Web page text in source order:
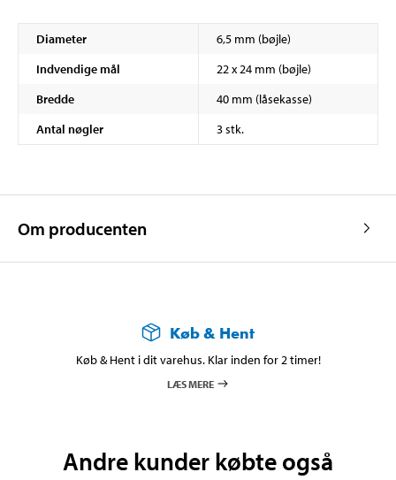
Diameter
6,5 mm (bøjle)
Indvendige mål
22 x 24 mm (bøjle)
Bredde
40 mm (låsekasse)
Antal nøgler
3 stk.
Om producenten
Køb & Hent
Køb & Hent i dit varehus. Klar inden for 2 timer!
LÆS MERE
Andre kunder købte også